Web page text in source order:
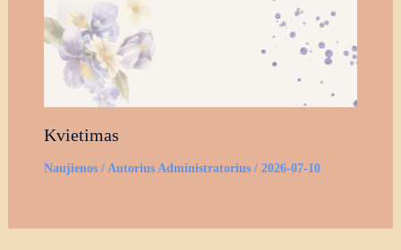
Kvietimas
Naujienos/ Autorius Administratorius / 2026-07-10